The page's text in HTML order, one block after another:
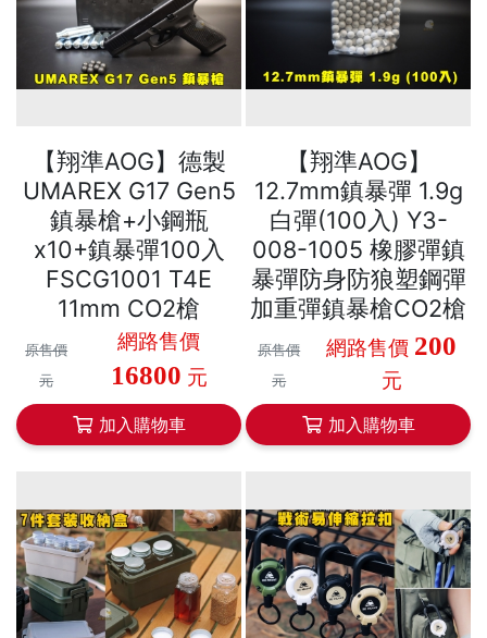
【翔準AOG】德製
UMAREX G17 Gen5
鎮暴槍+小鋼瓶
x10+鎮暴彈100入
FSCG1001 T4E
11mm CO2槍
原售價
元
網路售價
16800 元
加入購物車
【翔準AOG】
12.7mm鎮暴彈 1.9g
白彈(100入) Y3-
008-1005 橡膠彈鎮
暴彈防身防狼塑鋼彈
加重彈鎮暴槍CO2槍
原售價
元
網路售價 200
元
加入購物車